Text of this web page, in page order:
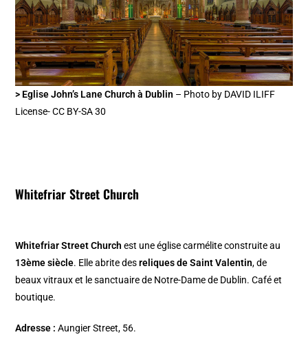
> Eglise John’s Lane Church à Dublin – Photo by DAVID ILIFF
License- CC BY-SA 30
Whitefriar Street Church
Whitefriar Street Church est une église carmélite construite au
13ème siècle. Elle abrite desreliques de Saint Valentin, de
beaux vitraux et le sanctuaire de Notre-Dame de Dublin. Café et
boutique.
Adresse : Aungier Street, 56.